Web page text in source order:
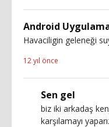
Android
Havaciligin geleneği
12 yıl önce
Sen gel
biz iki arkadaş
karşılamayı